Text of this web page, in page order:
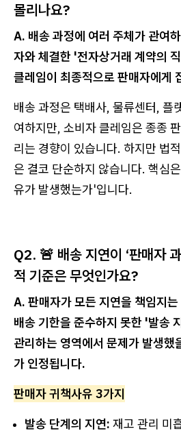
몰리나요?
A. 배송 과정에 여러 주체가 관여
자와 체결한 '전자상거래 계약의
클레임이 최종적으로 판매자에게
배송 과정은 택배사, 물류센터, 플
여하지만, 소비자 클레임은 종종
리는 경향이 있습니다. 하지만 법
은 결코 단순하지 않습니다. 핵심
유가 발생했는가'입니다.
Q2. 🚨 배송 지연이 ‘판매자
적 기준은 무엇인가요?
A. 판매자가 모든 지연을 책임지
배송 기한을 준수하지 못한 '발송
관리하는 영역에서 문제가 발생했
가 인정됩니다.
판매자 귀책사유 3가지
발송 단계의 지연: 재고 관리 미